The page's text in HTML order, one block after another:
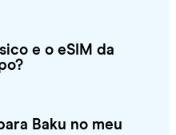
e o eSIM da
Baku no meu